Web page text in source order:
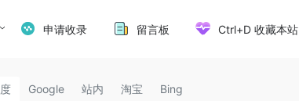
申请收录 留言板 Ctrl+D 收藏本站
Google 站内 淘宝 Bing